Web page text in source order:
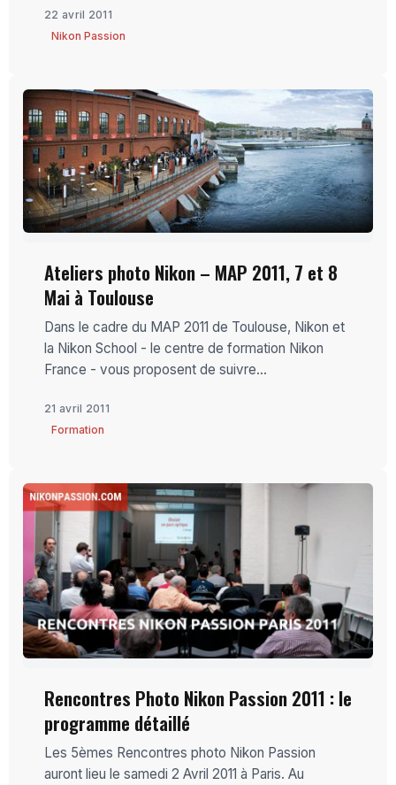
22 avril 2011
Nikon Passion
Ateliers photo Nikon – MAP 2011, 7 et 8
Mai à Toulouse
Dans le cadre du MAP 2011 de Toulouse, Nikon et
la Nikon School - le centre de formation Nikon
France - vous proposent de suivre...
21 avril 2011
Formation
Rencontres Photo Nikon Passion 2011 : le
programme détaillé
Les 5èmes Rencontres photo Nikon Passion
auront lieu le samedi 2 Avril 2011 à Paris. Au